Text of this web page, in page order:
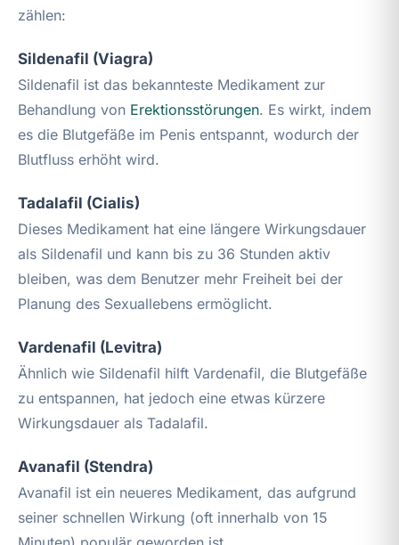
zählen:
Sildenafil (Viagra)
Sildenafil ist das bekannteste Medikament zur
Behandlung von Erektionsstörungen. Es wirkt, indem
es die Blutgefäße im Penis entspannt, wodurch der
Blutfluss erhöht wird.
Tadalafil (Cialis)
Dieses Medikament hat eine längere Wirkungsdauer
als Sildenafil und kann bis zu 36 Stunden aktiv
bleiben, was dem Benutzer mehr Freiheit bei der
Planung des Sexuallebens ermöglicht.
Vardenafil (Levitra)
Ähnlich wie Sildenafil hilft Vardenafil, die Blutgefäße
zu entspannen, hat jedoch eine etwas kürzere
Wirkungsdauer als Tadalafil.
Avanafil (Stendra)
Avanafil ist ein neueres Medikament, das aufgrund
seiner schnellen Wirkung (oft innerhalb von 15